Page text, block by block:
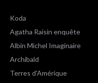
Koda
Agatha Raisin enquête
Albin Michel Imaginaire
Archibald
Terres d'Amérique